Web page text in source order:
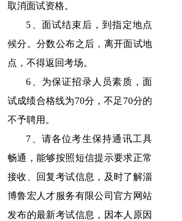
取消面试资格。
5、面试结束后，到指定地点
候分。分数公布之后，离开面试地
点，不得返回考场。
6、为保证招录人员素质，面
试成绩合格线为70分，不足70分的
不予聘用。
7、请各位考生保持通讯工具
畅通，能够按照短信提示要求正常
接收、回复考试信息，及时了解淄
博鲁宏人才服务有限公司官方网站
发布的最新考试信息，因本人原因